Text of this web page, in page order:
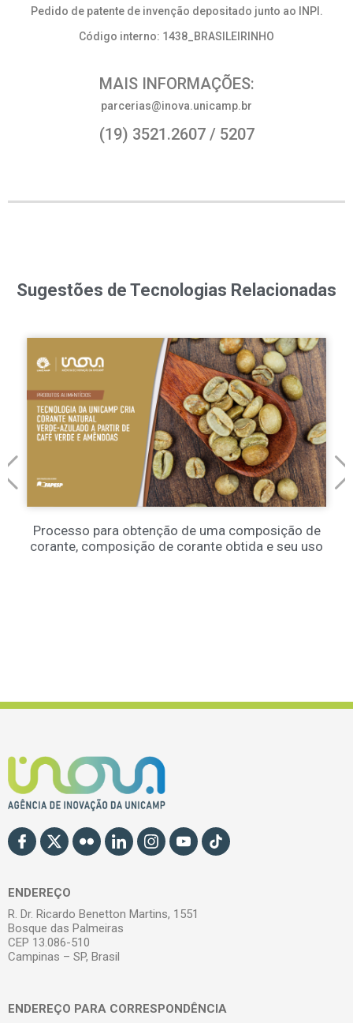
Pedido de patente de invenção depositado junto ao INPI.
Código interno: 1438_BRASILEIRINHO
MAIS INFORMAÇÕES:
parcerias@inova.unicamp.br
(19) 3521.2607 / 5207
Sugestões de Tecnologias Relacionadas
Processo para obtenção de uma composição de
corante, composição de corante obtida e seu uso
ENDEREÇO
R. Dr. Ricardo Benetton Martins, 1551
Bosque das Palmeiras
CEP 13.086-510
Campinas – SP, Brasil
ENDEREÇO PARA CORRESPONDÊNCIA